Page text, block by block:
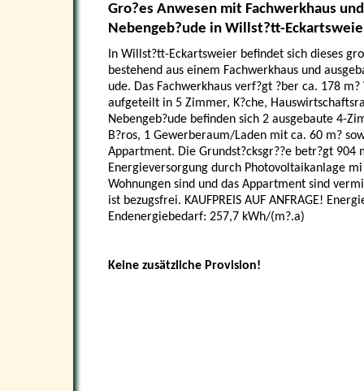
Gro?es Anwesen mit Fachwerkhaus
Nebengeb?ude in Willst?tt-
In Willst?tt-Eckartsweier befindet sich dieses
bestehend aus einem Fachwerkhaus und
ude. Das Fachwerkhaus verf?gt ?ber ca. 178 m?
aufgeteilt in 5 Zimmer, K?che,
Nebengeb?ude befinden sich 2 ausgebaute 4-
B?ros, 1 Gewerberaum/Laden mit ca. 60 m?
Appartment. Die Grundst?cksgr??e betr?gt 904
Energieversorgung durch Photovoltaikanlage
Wohnungen sind und das Appartment sind
ist bezugsfrei. KAUFPREIS AUF ANFRAGE!
Endenergiebedarf: 257,7 kWh/(m?.a)
Keine zusätzliche Provision!